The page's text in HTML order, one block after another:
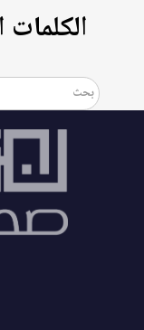
الكلمات